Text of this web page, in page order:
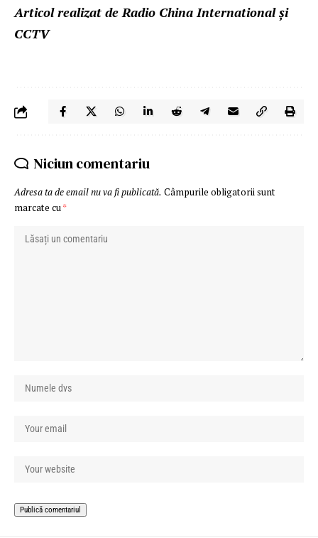
Articol realizat de Radio China International și
CCTV
Niciun comentariu
Adresa ta de email nu va fi publicată. Câmpurile obligatorii sunt
marcate cu*